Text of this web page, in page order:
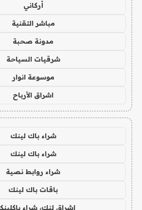
أركاني
مباشر التقنية
مدونة صحبة
شرقيات السياحة
موسوعة انوار
اشراق الأرباح
شراء باك لينك
شراء باك لينك
شراء روابط نصية
باقات باك لينك
اشراق لنك، شراء